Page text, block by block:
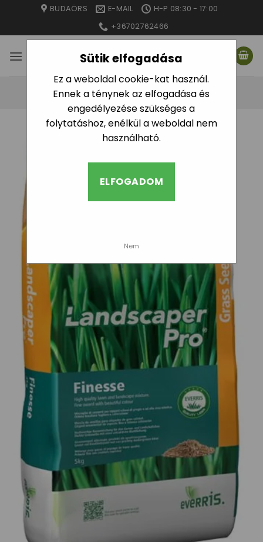
Sütik elfogadása
Ez a weboldal cookie-kat használ.
Ennek a ténynek az elfogadása és
engedélyezése szükséges a
folytatáshoz, enélkül a weboldal nem
használható.
ELFOGADOM
Nem
content
BUDAÖRS E-MAIL
H-P 08:30 - 17:00
+36702762466